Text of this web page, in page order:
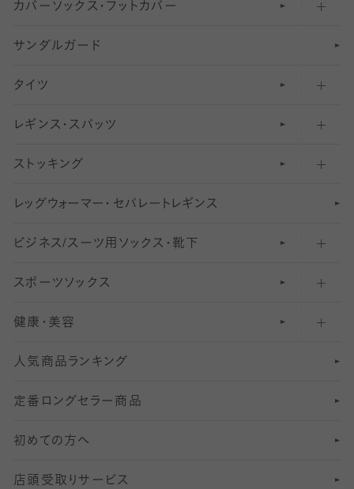
五本指ソックス・靴下
足袋ソックス・靴下
無地・プレーンソックス・靴下
柄ソックス・靴下
スニーカー（くるぶし）用ソックス
アンクル・ショートソックス（くるぶし上）
クルーソックス（ふくらはぎ下）
ハイソックス
オーバーニー・ニーハイソックス
カバーソックス・フットカバー
フットカバー・カバーソックス（深め）
フットカバー・カバーソックス（ふつう）
フットカバー・カバーソックス（浅め）
サンダルガード
タイツ
30デニール以下のタイツ（薄手タイツ）
31〜40デニールタイツ
41〜60デニールタイツ
61〜80デニールタイツ
81 〜110デニールタイツ
111〜210デニールタイツ
211デニールタイツ以上（防寒・厚手タイツ）
レギンス・スパッツ
柄レギンス
無地レギンス
レギンスパンツ（レギパン）
マタニティレギンス
5 分丈
6 分丈レギンス
7 分丈 レギンス
8分丈 レギンス
10分丈 レギンス
ストッキング
伝線しにくいストッキング
ショートストッキング
結婚式用ストッキング
美脚ストッキング
オールスルーストッキング
レッ グ ウォー マー ・ セパレー ト レ ギンス
ビジネス/スーツ用 ソックス・靴下
匠シリーズ
フレッシャーズ向けソックス・靴下
冠婚葬祭向けソックス・靴下
スーツカジュアルソックス・靴下
ロングホーズ
スポーツソックス
ランニングソックス・靴下
ゴルフソックス・靴下
サッカー・フットサル用ソックス
ヨガソックス・靴下
スポーツ用レッグウォーマー
健康・美容
インナーソックス
加圧・着圧ソックス
冷えとり靴下
着圧・加圧タイツ
人気商品ランキング
定番ロングセラー商品
初めての方へ
店頭受取りサービス